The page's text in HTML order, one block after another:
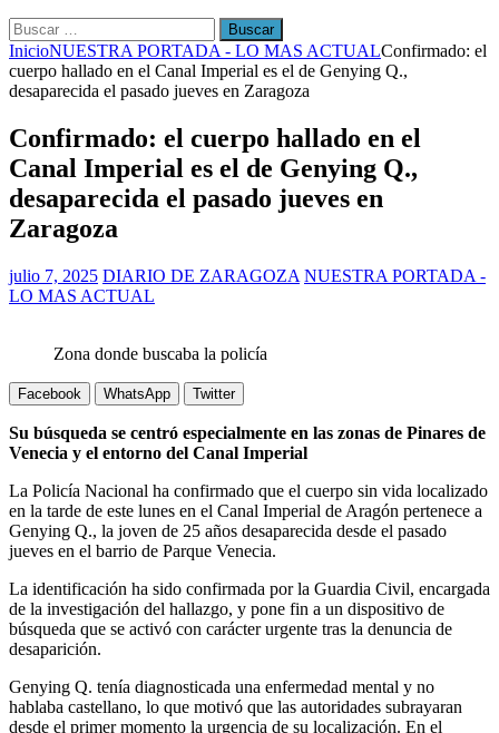
Buscar:
InicioNUESTRA PORTADA - LO MAS ACTUALConfirmado: el
cuerpo hallado en el Canal Imperial es el de Genying Q.,
desaparecida el pasado jueves en Zaragoza
Confirmado: el cuerpo hallado en el
Canal Imperial es el de Genying Q.,
desaparecida el pasado jueves en
Zaragoza
julio 7, 2025 DIARIO DE ZARAGOZA NUESTRA PORTADA -
LO MAS ACTUAL
Zona donde buscaba la policía
Facebook WhatsApp Twitter
Su búsqueda se centró especialmente en las zonas de Pinares de
Venecia y el entorno del Canal Imperial
La Policía Nacional ha confirmado que el cuerpo sin vida localizado
en la tarde de este lunes en el Canal Imperial de Aragón pertenece a
Genying Q., la joven de 25 años desaparecida desde el pasado
jueves en el barrio de Parque Venecia.
La identificación ha sido confirmada por la Guardia Civil, encargada
de la investigación del hallazgo, y pone fin a un dispositivo de
búsqueda que se activó con carácter urgente tras la denuncia de
desaparición.
Genying Q. tenía diagnosticada una enfermedad mental y no
hablaba castellano, lo que motivó que las autoridades subrayaran
desde el primer momento la urgencia de su localización. En el